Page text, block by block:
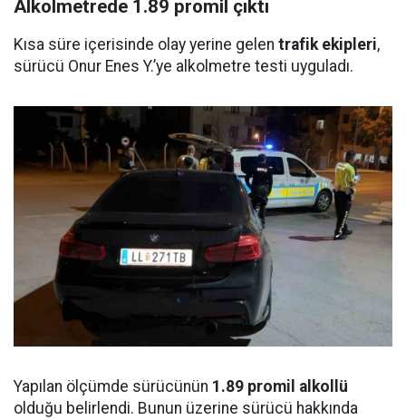
Alkolmetrede 1.89 promil çıktı
Kısa süre içerisinde olay yerine gelen trafik ekipleri,
sürücü Onur Enes Y.’ye alkolmetre testi uyguladı.
Yapılan ölçümde sürücünün 1.89 promil alkollü
olduğu belirlendi. Bunun üzerine sürücü hakkında